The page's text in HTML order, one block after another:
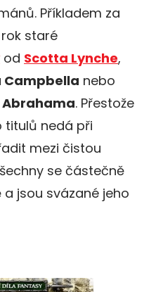
Příkladem za
staré
od Scotta Lynche,
Campbella nebo
Abrahama. Přestože
titulů nedá při
mezi čistou
se částečně
jsou svázané jeho